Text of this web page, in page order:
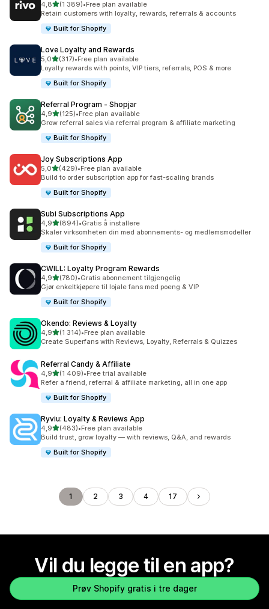
4,8av 5 stjerner
(1 389)
Totalt 1389 omtaler
•Free plan available
Retain customers with loyalty, rewards, referrals & accounts
Built for Shopify
Love Loyalty and Rewards
5,0av 5 stjerner
(317)
Totalt 317 omtaler
•Free plan available
Loyalty rewards with points, VIP tiers, referrals, POS & more
Built for Shopify
Referral Program ‑ Shopjar
4,9av 5 stjerner
(125)
Totalt 125 omtaler
•Free plan available
Grow referral sales via referral program & affiliate marketing
Built for Shopify
Joy Subscriptions App
5,0av 5 stjerner
(429)
Totalt 429 omtaler
•Free plan available
Build to order subscription app for fast-scaling brands
Built for Shopify
Subi Subscriptions App
4,9av 5 stjerner
(894)
Totalt 894 omtaler
•Gratis å installere
Skaler virksomheten din med abonnements- og medlemsmodeller
Built for Shopify
CWILL: Loyalty Program Rewards
4,9av 5 stjerner
(780)
Totalt 780 omtaler
•Gratis abonnement tilgjengelig
Gjør enkeltkjøpere til lojale fans med poeng & VIP
Built for Shopify
Okendo: Reviews & Loyalty
4,9av 5 stjerner
(1 314)
Totalt 1314 omtaler
•Free plan available
Create Superfans with Reviews, Loyalty, Referrals & Quizzes
Referral Candy & Affiliate
4,9av 5 stjerner
(1 409)
Totalt 1409 omtaler
•Free trial available
Refer a friend, referral & affiliate marketing, all in one app
Built for Shopify
Ryviu: Loyalty & Reviews App
4,9av 5 stjerner
(483)
Totalt 483 omtaler
•Free plan available
Build trust, grow loyalty — with reviews, Q&A, and rewards
Built for Shopify
1 2 3 4 17
Vil du legge til en app?
Prøv Shopify gratis i tre dager